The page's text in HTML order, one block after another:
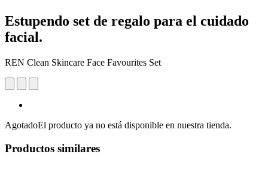
Estupendo set de regalo para el cuidado
facial.
REN Clean Skincare Face Favourites Set
AgotadoEl producto ya no está disponible en nuestra tienda.
Productos similares